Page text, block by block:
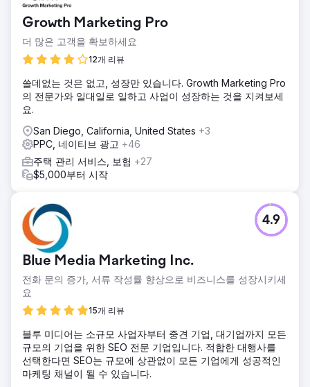
Growth Marketing Pro
더 많은 고객을 확보하세요
12개 리뷰
쓸데없는 것은 없고, 성장만 있습니다. Growth Marketing Pro
의 전문가와 일대일로 일하고 사업이 성장하는 것을 지켜보세
요.
San Diego, California, United States +3
PPC, 네이티브 광고 +46
주택 관리 서비스, 보험 +27
$5,000부터 시작
Blue Media Marketing Inc.
전화 문의 증가, 서류 작성률 향상으로 비즈니스를 성장시키세
요
15개 리뷰
4.9
블루 미디어는 소규모 사업자부터 중견 기업, 대기업까지 모든
규모의 기업을 위한 SEO 전문 기업입니다. 적합한 대행사를
선택한다면 SEO는 규모에 상관없이 모든 기업에게 성공적인
마케팅 채널이 될 수 있습니다.